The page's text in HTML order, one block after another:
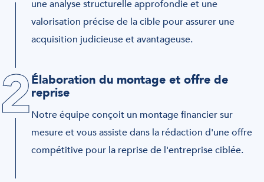
une analyse structurelle approfondie et une
valorisation précise de la cible pour assurer une
acquisition judicieuse et avantageuse.
2Élaboration du montage et offre de
reprise
Notre équipe conçoit un montage financier sur
mesure et vous assiste dans la rédaction d'une offre
compétitive pour la reprise de l'entreprise ciblée.